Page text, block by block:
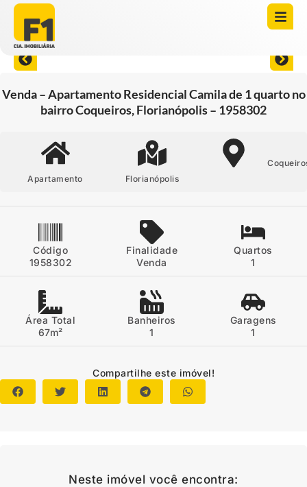
Venda – Apartamento Residencial Camila de 1 quarto no
bairro Coqueiros, Florianópolis – 1958302
Apartamento Florianópolis
Código
1958302
Finalidade
Venda
Quartos
1
Área Total
67m²
Banheiros
1
Garagens
1
Compartilhe este imóvel!
Neste imóvel você encontra: